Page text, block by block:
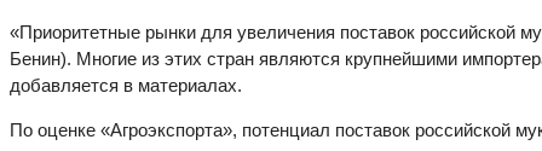
«Приоритетные рынки для увеличения поставок российской
Бенин). Многие из этих стран являются крупнейшими
добавляется в материалах.
По оценке «Агроэкспорта», потенциал поставок российской